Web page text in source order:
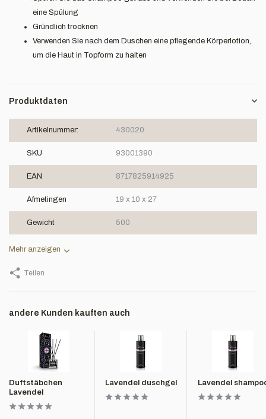
eine Spülung
Gründlich trocknen
Verwenden Sie nach dem Duschen eine pflegende Körperlotion,
um die Haut in Topform zu halten
Produktdaten
Artikelnummer: 430020
SKU 93001390
EAN 8717825914925
Afmetingen 19 x 10 x 27
Gewicht 500
Mehr anzeigen
Teilen
andere Kunden kauften auch
Duftstäbchen
Lavendel
Lavendel duschgel Lavendel